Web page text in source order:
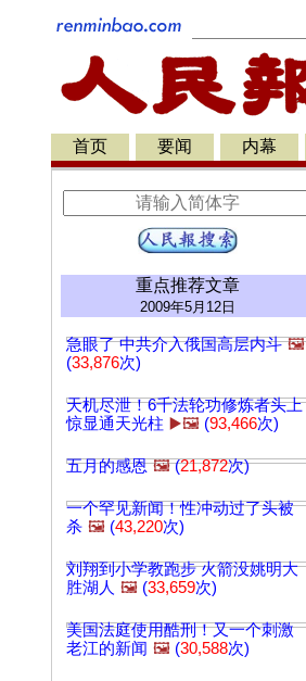
首页 要闻 内幕
重点推荐文章
2009年5月12日
急眼了 中共介入俄国高层内斗 🖼️
(33,876次)
天机尽泄！6千法轮功修炼者头上
惊显通天光柱 ▶️🖼️ (93,466次)
五月的感恩 🖼️(21,872次)
一个罕见新闻！性冲动过了头被
杀 🖼️ (43,220次)
刘翔到小学教跑步 火箭没姚明大
胜湖人 🖼️ (33,659次)
美国法庭使用酷刑！又一个刺激
老江的新闻 🖼️ (30,588次)